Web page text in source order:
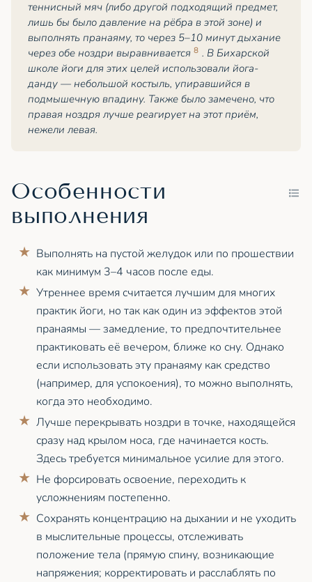
теннисный мяч (либо другой подходящий предмет,
лишь бы было давление на рёбра в этой зоне) и
выполнять пранаяму, то через 5–10 минут дыхание
через обе ноздри выравнивается 8 . В Бихарской
школе йоги для этих целей использовали йога-
данду — небольшой костыль, упиравшийся в
подмышечную впадину. Также было замечено, что
правая ноздря лучше реагирует на этот приём,
нежели левая.
Особенности
выполнения
Выполнять на пустой желудок или по прошествии
как минимум 3–4 часов после еды.
Утреннее время считается лучшим для многих
практик йоги, но так как один из эффектов этой
пранаямы — замедление, то предпочтительнее
практиковать её вечером, ближе ко сну. Однако
если использовать эту пранаяму как средство
(например, для успокоения), то можно выполнять,
когда это необходимо.
Лучше перекрывать ноздри в точке, находящейся
сразу над крылом носа, где начинается кость.
Здесь требуется минимальное усилие для этого.
Не форсировать освоение, переходить к
усложнениям постепенно.
Сохранять концентрацию на дыхании и не уходить
в мыслительные процессы, отслеживать
положение тела (прямую спину, возникающие
напряжения; корректировать и расслаблять по